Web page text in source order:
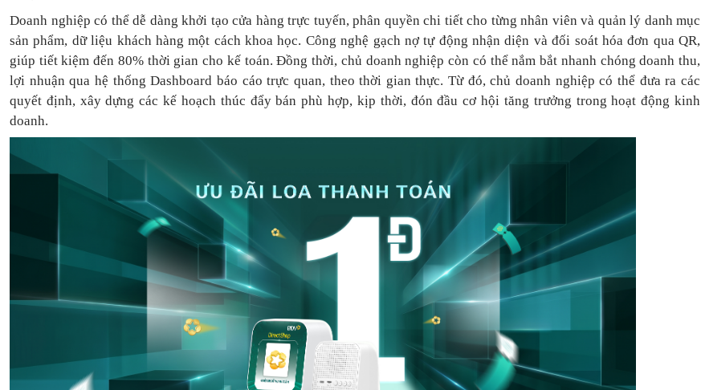
Doanh nghiệp có thể dễ dàng khởi tạo cửa hàng trực tuyến, phân quyền chi tiết cho từng nhân viên và quản lý danh mục
sản phẩm, dữ liệu khách hàng một cách khoa học. Công nghệ gạch nợ tự động nhận diện và đối soát hóa đơn qua QR,
giúp tiết kiệm đến 80% thời gian cho kế toán. Đồng thời, chủ doanh nghiệp còn có thể nắm bắt nhanh chóng doanh thu,
lợi nhuận qua hệ thống Dashboard báo cáo trực quan, theo thời gian thực. Từ đó, chủ doanh nghiệpcó thể đưara các
quyết định, xây dựng các kế hoạch thúc đẩy bán phù hợp, kịp thời, đón đầu cơ hội tăng trưởng trong hoạt động kinh
doanh.